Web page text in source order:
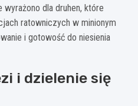
dla druhen, które
ratowniczych w minionym
i gotowość do niesienia
i dzielenie się